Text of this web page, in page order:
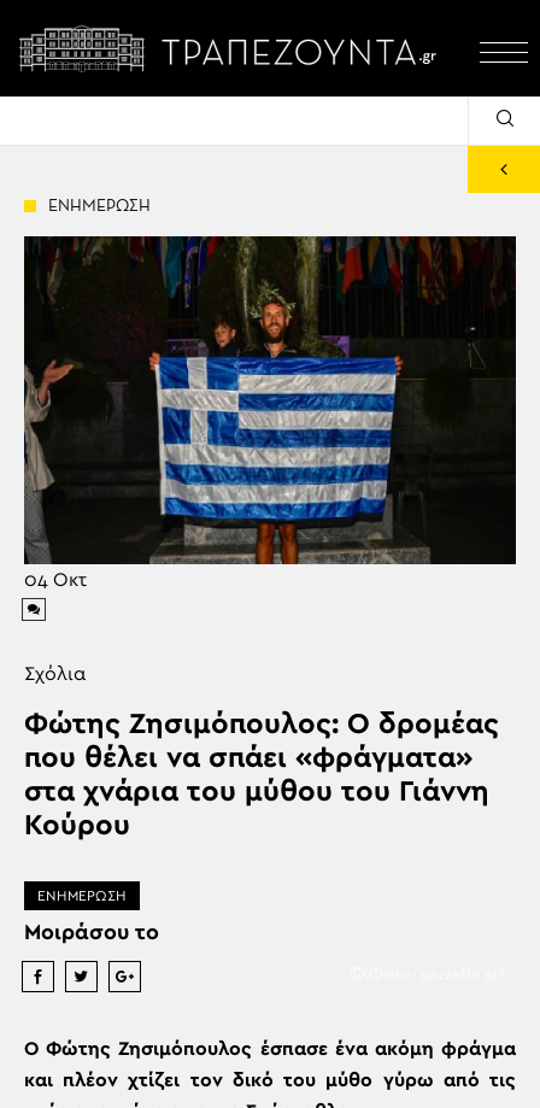
ΕΝΗΜΕΡΩΣΗ
04 Οκτ
Σχόλια
Φώτης Ζησιμόπουλος: Ο δρομέας
που θέλει να σπάει «φράγματα»
στα χνάρια του μύθου του Γιάννη
Κούρου
ΕΝΗΜΕΡΩΣΗ
Μοιράσου το
Ο Φώτης Ζησιμόπουλος έσπασε ένα ακόμη φράγμα
και πλέον χτίζει τον δικό του μύθο γύρω από τις